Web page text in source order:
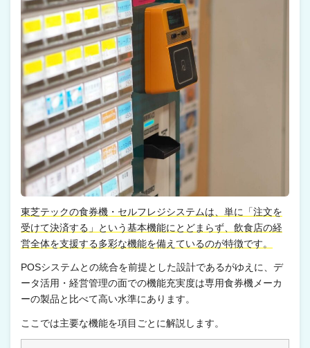
東芝テックの食券機・セルフレジシステムは、単に「注文を
受けて決済する」という基本機能にとどまらず、飲食店の経
営全体を支援する多彩な機能を備えているのが特徴です。
POSシステムとの統合を前提とした設計であるがゆえに、デ
ータ活用・経営管理の面での機能充実度は専用食券機メーカ
ーの製品と比べて高い水準にあります。
ここでは主要な機能を項目ごとに解説します。